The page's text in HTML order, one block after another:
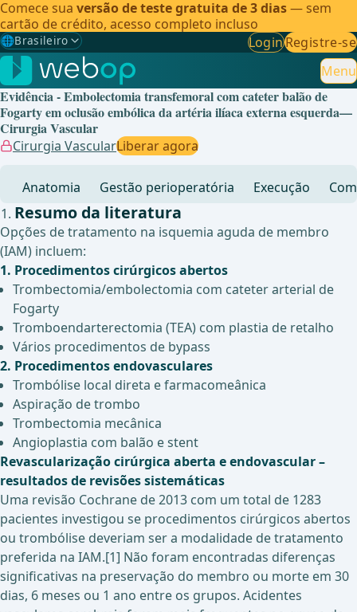
Comece sua versão de teste gratuita de 3 dias— sem
cartão de crédito, acesso completo incluso
🌐Brasileiro
Gewählte Sprache: Brasileiro
🇩🇪 Alemão
🇬🇧Inglês
🇪🇸 Espanhol
LoginRegistre-se
Menu
Evidência - Embolectomia transfemoral com cateter balão de
Fogarty em oclusão embólica da artéria ilíaca externa esquerda—
Cirurgia Vascular
Cirurgia VascularLiberar agora
Anatomia Gestão perioperatória Execução
Resumo da literatura
Opções de tratamento na isquemia aguda de membro
(IAM) incluem:
1. Procedimentos cirúrgicos abertos
Trombectomia/embolectomia com cateter arterial de
Fogarty
Tromboendarterectomia (TEA) com plastia de retalho
Vários procedimentos de bypass
2. Procedimentos endovasculares
Trombólise local direta e farmacomeânica
Aspiração de trombo
Trombectomia mecânica
Angioplastia com balão e stent
Revascularização cirúrgica aberta e endovascular –
resultados de revisões sistemáticas
Uma revisão Cochrane de 2013 com um total de 1283
pacientes investigou se procedimentos cirúrgicos abertos
ou trombólise deveriam ser a modalidade de tratamento
preferida na IAM.[1] Não foram encontradas diferenças
significativas na preservação do membro ou morte em 30
dias, 6 meses ou 1 ano entre os grupos. Acidentes